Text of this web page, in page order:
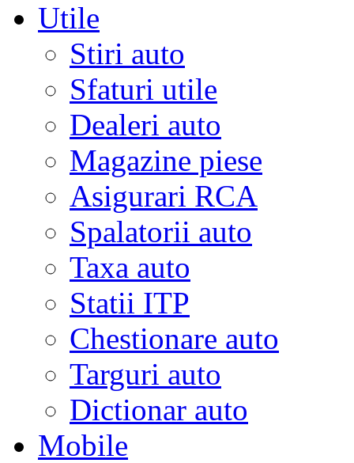
Utile
Stiri auto
Sfaturi utile
Dealeri auto
Magazine piese
Asigurari RCA
Spalatorii auto
Taxa auto
Statii ITP
Chestionare auto
Targuri auto
Dictionar auto
Mobile